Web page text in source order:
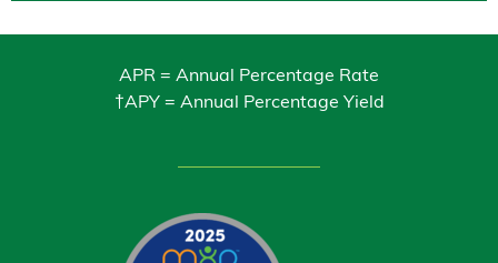
APR = Annual Percentage Rate
†APY = Annual Percentage Yield